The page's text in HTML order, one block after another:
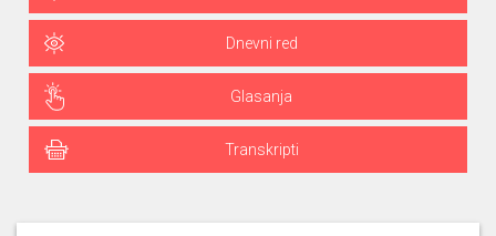
Dnevni red
Glasanja
Transkripti